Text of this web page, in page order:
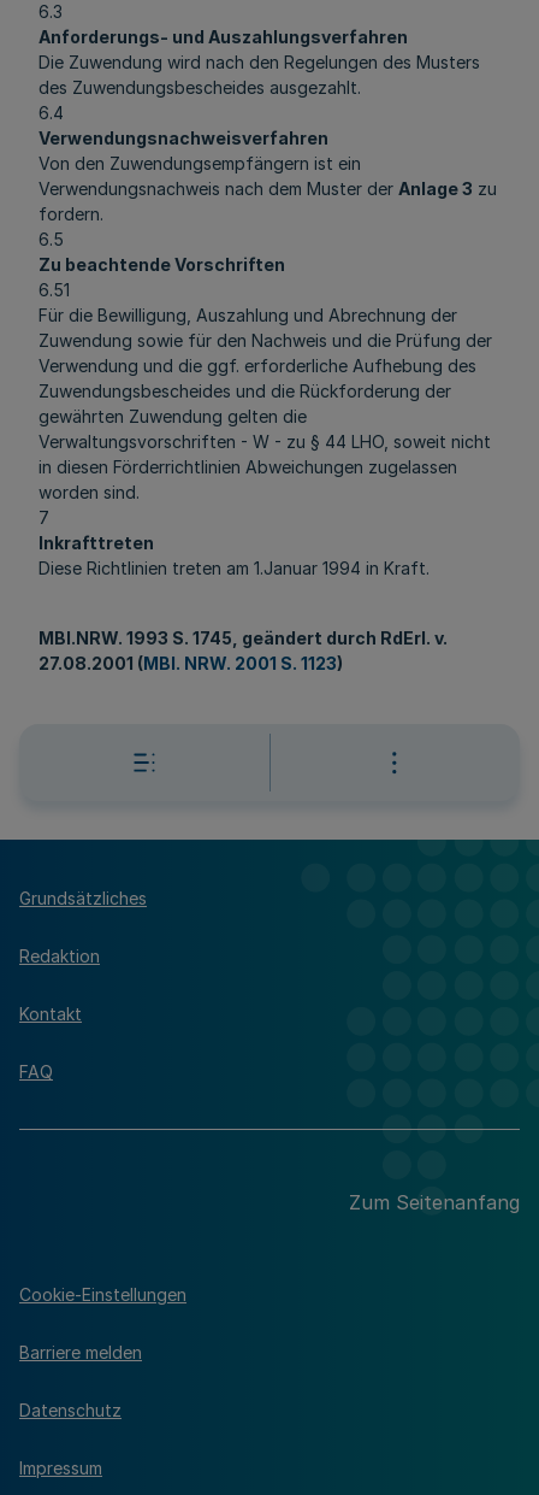
6.3
Anforderungs- und Auszahlungsverfahren
Die Zuwendung wird nach den Regelungen des Musters
des Zuwendungsbescheides ausgezahlt.
6.4
Verwendungsnachweisverfahren
Von den Zuwendungsempfängern ist ein
Verwendungsnachweis nach dem Muster der Anlage 3 zu
fordern.
6.5
Zu beachtende Vorschriften
6.51
Für die Bewilligung, Auszahlung und Abrechnung der
Zuwendung sowie für den Nachweis und die Prüfung der
Verwendung und die ggf. erforderliche Aufhebung des
Zuwendungsbescheides und die Rückforderung der
gewährten Zuwendung gelten die
Verwaltungsvorschriften - W - zu § 44 LHO, soweit nicht
in diesen Förderrichtlinien Abweichungen zugelassen
worden sind.
7
Inkrafttreten
Diese Richtlinien treten am 1.Januar 1994 in Kraft.
MBl.NRW. 1993 S. 1745, geändert durch RdErl. v.
27.08.2001 (MBl. NRW. 2001 S. 1123)
Grundsätzliches
Redaktion
Kontakt
FAQ
Zum Seitenanfang
Cookie-Einstellungen
Barriere melden
Datenschutz
Impressum